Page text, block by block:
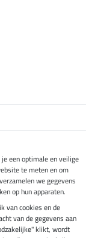
een optimale en veilige
te meten en om
we gegevens
op hun apparaten.
van cookies en de
van de gegevens aan
klikt, wordt